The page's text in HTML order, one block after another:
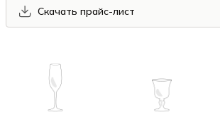
Скачать прайс-лист